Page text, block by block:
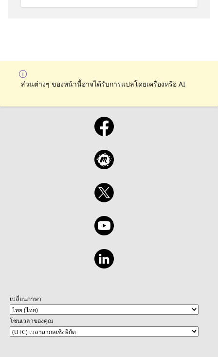
perguntas da audiência e discutir dúvidas
Azure Hybrid & Migration | Comitê de
Segurança APDADOS | CEO & Founder at
ส่วนต่างๆ ของหน้านี้อาจได้รับการแปลโดยเครื่องหรือ AI
เปลี่ยนภาษา
โซนเวลาของคุณ